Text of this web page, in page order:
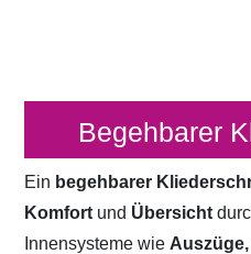
Begehbarer
Ein begehbarer
Komfort und Übersicht
Innensysteme wie